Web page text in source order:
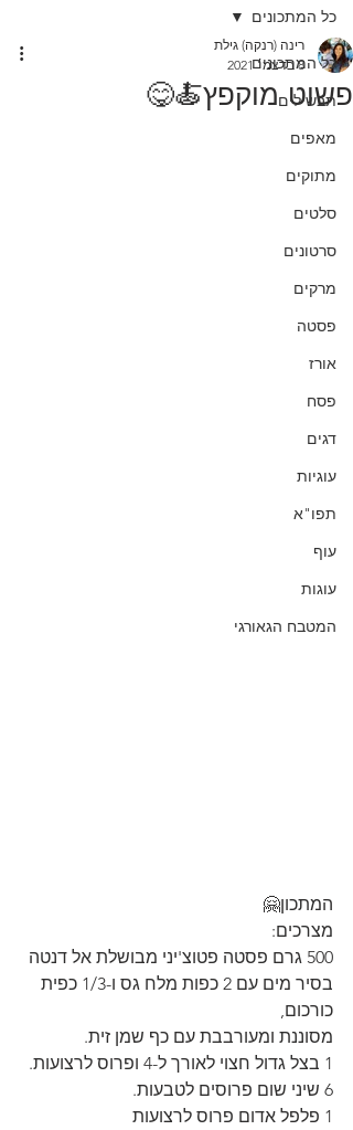
כל המתכונים
תבשילים
מאפים
מתוקים
סלטים
סרטונים
מרקים
פסטה
אורז
פסח
דגים
עוגיות
תפו"א
עוף
עוגות
המטבח הגאורגי
כל המתכונים
פשוט מוקפץ🍝😋
רינה (רנקה) גילת
8 בדצמ׳ 2021
המתכון🤗
מצרכים:
500 גרם פסטה פטוצ'יני מבושלת אל דנטה
בסיר מים עם 2 כפות מלח גס ו-1/3 כפית
כורכום,
מסוננת ומעורבבת עם כף שמן זית.
1 בצל גדול חצוי לאורך ל-4 ופרוס לרצועות.
6 שיני שום פרוסים לטבעות.
1 פלפל אדום פרוס לרצועות